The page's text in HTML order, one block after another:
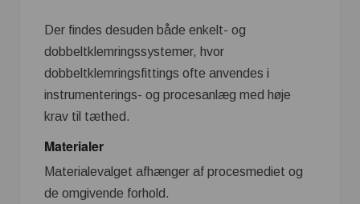
Der findes desuden både enkelt- og
dobbeltklemringssystemer, hvor
dobbeltklemringsfittings ofte anvendes i
instrumenterings- og procesanlæg med høje
krav til tæthed.
Materialer
Materialevalget afhænger af procesmediet og
de omgivende forhold.